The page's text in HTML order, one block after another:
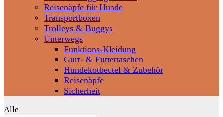
Reisenäpfe für Hunde
Transportboxen
Trolleys & Buggys
Unterwegs
Funktions-Kleidung
Gurt- & Futtertaschen
Hundekotbeutel & Zubehör
Reisenäpfe
Sicherheit
Alle